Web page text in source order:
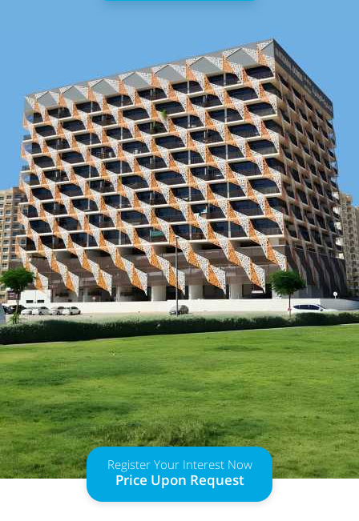
Register Your Interest Now
Price Upon Request